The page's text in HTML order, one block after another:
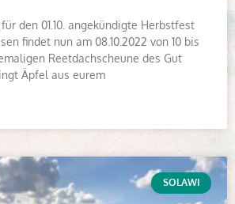
den 01.10. angekündigte Herbstfest
findet nun am 08.10.2022 von 10 bis
Reetdachscheune des Gut
Äpfel aus eurem
SOLAWI